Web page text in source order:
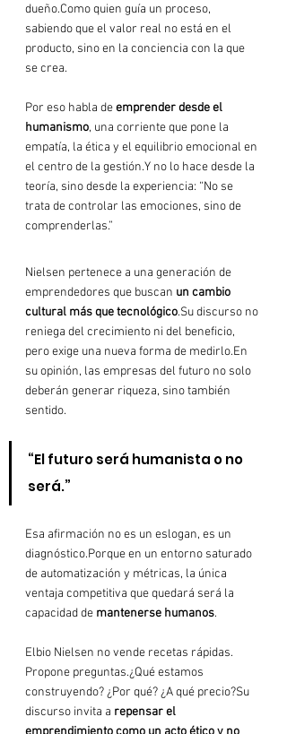
dueño.Como quien guía un proceso,
sabiendo que el valor real no está en el
producto, sino en la conciencia con la que
se crea.
Por eso habla de emprender desde el
humanismo, una corriente que pone la
empatía, la ética y el equilibrio emocional en
el centro de la gestión.Y no lo hace desde la
teoría, sino desde la experiencia: “No se
trata de controlar las emociones, sino de
comprenderlas.”
Nielsen pertenece a una generación de
emprendedores que buscan un cambio
cultural más que tecnológico.Su discurso no
reniega del crecimiento ni del beneficio,
pero exige una nueva forma de medirlo.En
su opinión, las empresas del futuro no solo
deberán generar riqueza, sino también
sentido.
“El futuro será humanista o no
será.”
Esa afirmación no es un eslogan, es un
diagnóstico.Porque en un entorno saturado
de automatización y métricas, la única
ventaja competitiva que quedará será la
capacidad de mantenerse humanos.
Elbio Nielsen no vende recetas rápidas.
Propone preguntas.¿Qué estamos
construyendo? ¿Por qué? ¿A qué precio?Su
discurso invita a repensar el